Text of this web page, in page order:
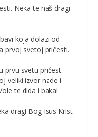
Neka te naš dragi
koja dolazi od
prvoj svetoj pričesti.
prvu svetu pričest.
veliki izvor nade i
te dida i baka!
dragi Bog Isus Krist